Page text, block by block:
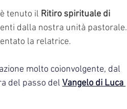
tenuto il Ritiro spirituale di
dalla nostra unità pastorale.
la relatrice.
molto coionvolgente, dal
del passo del Vangelo di Luca